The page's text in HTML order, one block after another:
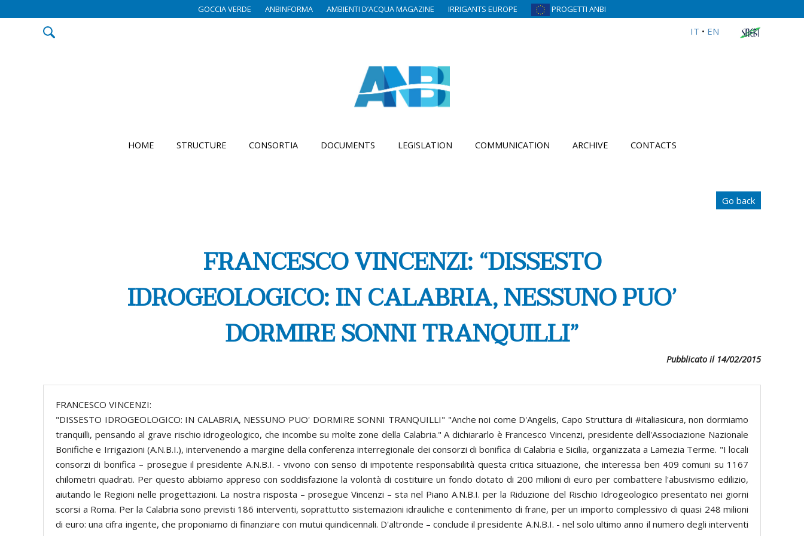
GOCCIA VERDE ANBINFORMA AMBIENTI D’ACQUA MAGAZINE IRRIGANTS EUROPE PROGETTI ANBI
IT • EN
HOME STRUCTURE CONSORTIA DOCUMENTS LEGISLATION COMMUNICATION ARCHIVE CONTACTS
Go back
FRANCESCO VINCENZI: “DISSESTO
IDROGEOLOGICO: IN CALABRIA, NESSUNO PUO’
DORMIRE SONNI TRANQUILLI”
Pubblicato il 14/02/2015
FRANCESCO VINCENZI:
"DISSESTO IDROGEOLOGICO: IN CALABRIA, NESSUNO PUO' DORMIRE SONNI TRANQUILLI" "Anche noi come D'Angelis, Capo Struttura di #italiasicura, non dormiamo
tranquilli, pensando al grave rischio idrogeologico, che incombe su molte zone della Calabria." A dichiararlo è Francesco Vincenzi, presidente dell'Associazione Nazionale
Bonifiche e Irrigazioni (A.N.B.I.), intervenendo a margine della conferenza interregionale dei consorzi di bonifica di Calabria e Sicilia, organizzata a Lamezia Terme. "I locali
consorzi di bonifica – prosegue il presidente A.N.B.I. - vivono con senso di impotente responsabilità questa critica situazione, che interessa ben 409 comuni su 1167
chilometri quadrati. Per questo abbiamo appreso con soddisfazione la volontà di costituire un fondo dotato di 200 milioni di euro per combattere l'abusivismo edilizio,
aiutando le Regioni nelle progettazioni. La nostra risposta – prosegue Vincenzi – sta nel Piano A.N.B.I. per la Riduzione del Rischio Idrogeologico presentato nei giorni
scorsi a Roma. Per la Calabria sono previsti 186 interventi, soprattutto sistemazioni idrauliche e contenimento di frane, per un importo complessivo di quasi 248 milioni
di euro: una cifra ingente, che proponiamo di finanziare con mutui quindicennali. D'altronde – conclude il presidente A.N.B.I. - nel solo ultimo anno il numero degli interventi